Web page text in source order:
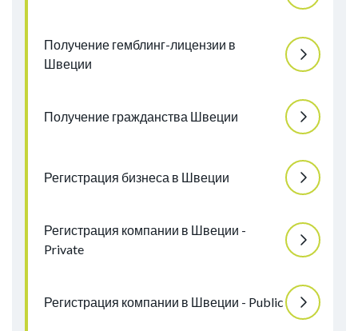
Получение гемблинг-лицензии в
Швеции
Получение гражданства Швеции
Регистрация бизнеса в Швеции
Регистрация компании в Швеции -
Private
Регистрация компании в Швеции - Public